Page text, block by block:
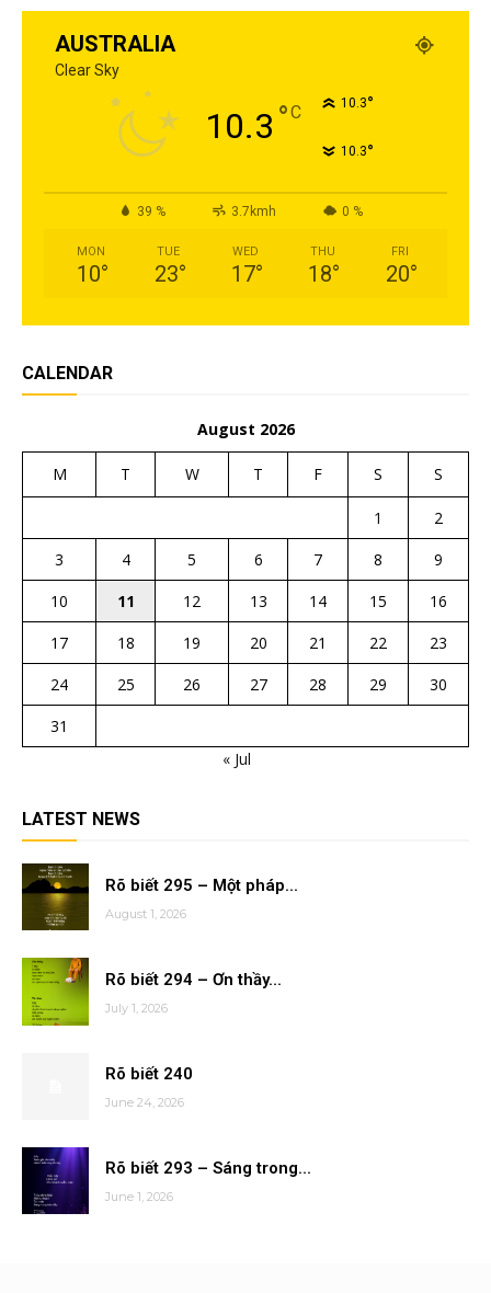
AUSTRALIA
Clear Sky
10.3 °C 10.3°
10.3°
39 % 3.7kmh 0 %
MON
10°
TUE
23°
WED
17°
THU
18°
FRI
20°
CALENDAR
August 2026
M T W T F S S
1
2
3
4 5 6 7 8
9
10
11 12 13 14 15
16
17
18 19 20 21 22
23
24
25 26 27 28 29
30
31
« Jul
LATEST NEWS
Rõ biết 295 – Một pháp...
August 1, 2026
Rõ biết 294 – Ơn thầy...
July 1, 2026
Rõ biết 240
June 24, 2026
Rõ biết 293 – Sáng trong...
June 1, 2026